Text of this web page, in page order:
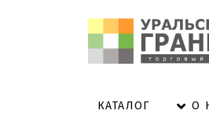
КАТАЛОГ О